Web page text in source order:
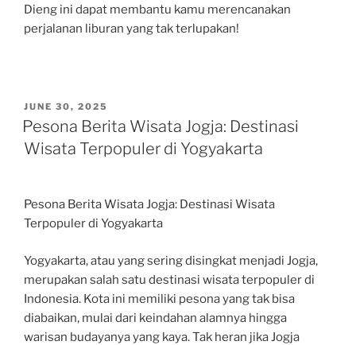
Dieng ini dapat membantu kamu merencanakan
perjalanan liburan yang tak terlupakan!
POSTED
ON
JUNE 30, 2025
Pesona Berita Wisata Jogja: Destinasi
Wisata Terpopuler di Yogyakarta
Pesona Berita Wisata Jogja: Destinasi Wisata
Terpopuler di Yogyakarta
Yogyakarta, atau yang sering disingkat menjadi Jogja,
merupakan salah satu destinasi wisata terpopuler di
Indonesia. Kota ini memiliki pesona yang tak bisa
diabaikan, mulai dari keindahan alamnya hingga
warisan budayanya yang kaya. Tak heran jika Jogja